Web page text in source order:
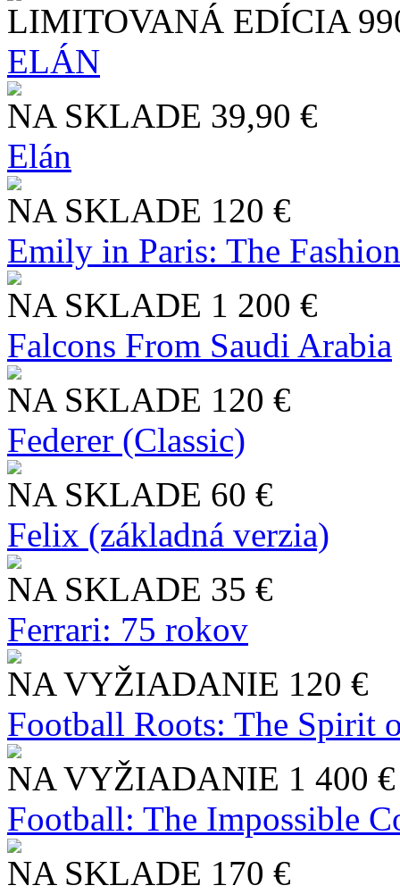
LIMITOVANÁ EDÍCIA
ELÁN
NA SKLADE 39,90 €
Elán
NA SKLADE 120 €
Emily in Paris: The
NA SKLADE 1 200 €
Falcons From Saudi Arabia
NA SKLADE 120 €
Federer (Classic)
NA SKLADE 60 €
Felix (základná verzia)
NA SKLADE 35 €
Ferrari: 75 rokov
NA VYŽIADANIE 120 €
Football Roots: The Spirit
NA VYŽIADANIE 1 400 €
Football: The Impossible
NA SKLADE 170 €